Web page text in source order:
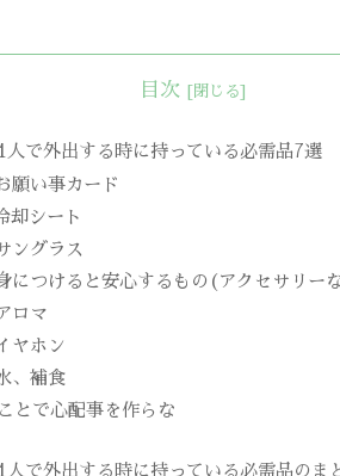
目次
人で外出する時に持っている必需品7選
願い事カード
却シート
ングラス
につけると安心するもの(アクセサリー
ロマ
ヤホン
、補食
とで心配事を作らな
人で外出する時に持っている必需品のま